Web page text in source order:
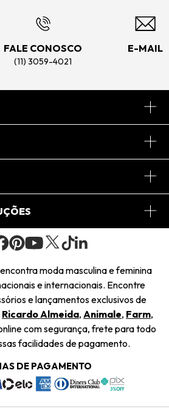
FALE CONOSCO
(11) 3059-4021
E-MAIL
moda masculina e feminina
e internacionais. Encontre
e lançamentos exclusivos de
Ricardo Almeida, Animale, Farm,
com segurança, frete para todo
facilidades de pagamento.
DE PAGAMENTO